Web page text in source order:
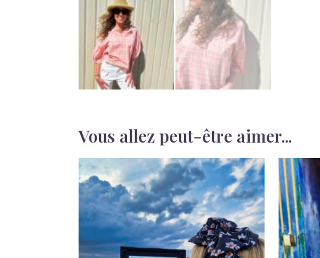
Vous allez peut-être aimer...